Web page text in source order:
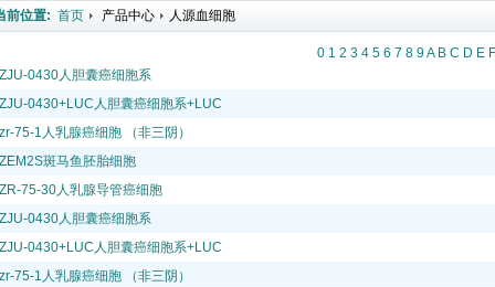
前位置: 首页 产品中心 人源血细胞
0 1 2 3 4 5 6 7 8 9 A B C D E F
ZJU-0430人胆囊癌细胞系
ZJU-0430+LUC人胆囊癌细胞系+LUC
zr-75-1人乳腺癌细胞 （非三阴）
ZEM2S斑马鱼胚胎细胞
ZR-75-30人乳腺导管癌细胞
ZJU-0430人胆囊癌细胞系
ZJU-0430+LUC人胆囊癌细胞系+LUC
zr-75-1人乳腺癌细胞 （非三阴）